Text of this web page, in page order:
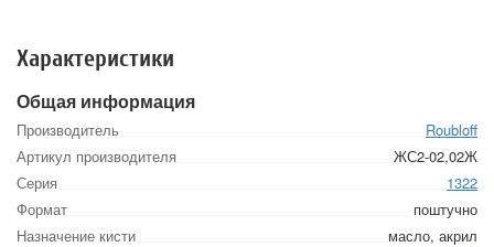
Характеристики
Общая информация
Производитель
Roubloff
Артикул производителя
ЖС2-02,02Ж
Серия
1322
Формат
поштучно
Назначение кисти
масло, акрил